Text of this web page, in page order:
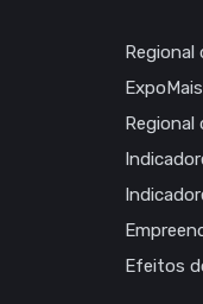
Regional
Efeitos